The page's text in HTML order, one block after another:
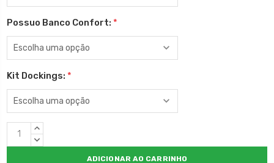
Possuo Banco Confort: *
Kit Dockings: *
EstoqueQUANTIDADE
CRESCENTE:
QUANTIDADE